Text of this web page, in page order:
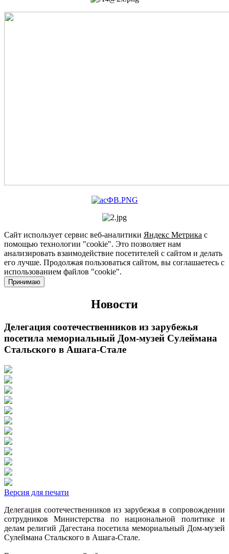
Сайт использует сервис веб-аналитики Яндекс Метрика с
помощью технологии "cookie". Это позволяет нам
анализировать взаимодействие посетителей с сайтом и делать
его лучше. Продолжая пользоваться сайтом, вы соглашаетесь с
использованием файлов "cookie".
Принимаю
Новости
Делегация соотечественников из зарубежья
посетила мемориальный Дом-музей Сулеймана
Стальского в Ашага-Стале
Версия для печати
Делегация соотечественников из зарубежья в сопровождении
сотрудников Министерства по национальной политике и
делам религий Дагестана посетила мемориальный Дом-музей
Сулеймана Стальского в Ашага-Стале.